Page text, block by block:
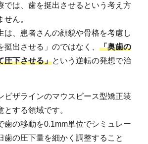
では、歯を挺出させるという考え方
ん。
は、患者さんの顔貌や骨格を考慮し
挺出させる」のではなく、 「奥歯の
圧下させる」という逆転の発想で治
ビザラインのマウスピース型矯正装
する領域です。
歯の移動を0.1mm単位でシミュレー
歯の圧下量を細かく調整すること